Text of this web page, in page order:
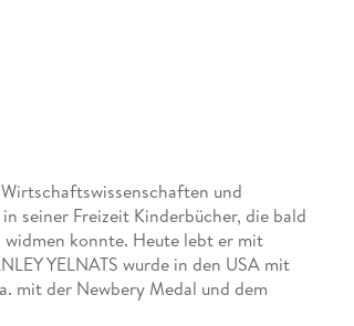
und
seiner Freizeit Kinderbücher, die bald
widmen konnte. Heute lebt er mit
YELNATS wurde in den USA mit
mit der Newbery Medal und dem